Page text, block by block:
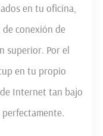
en tu oficina,
conexión de
superior. Por el
en tu propio
Internet tan bajo